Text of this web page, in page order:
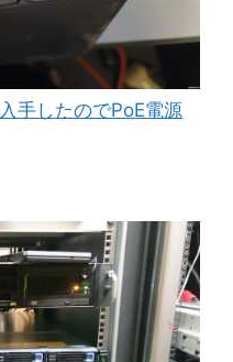
手したのでPoE電源